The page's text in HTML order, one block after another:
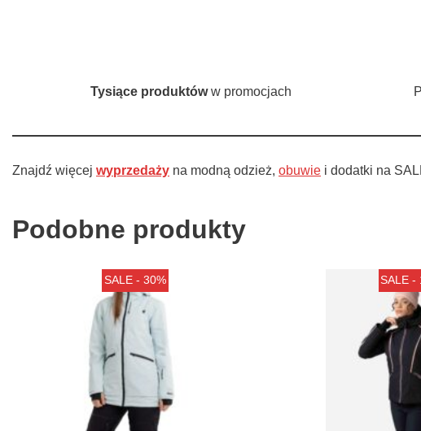
Tysiące produktóww promocjach
Znajdź więcej wyprzedaży na modną odzież, obuwie i dodatki na
Podobne produkty
SALE - 30% SALE -